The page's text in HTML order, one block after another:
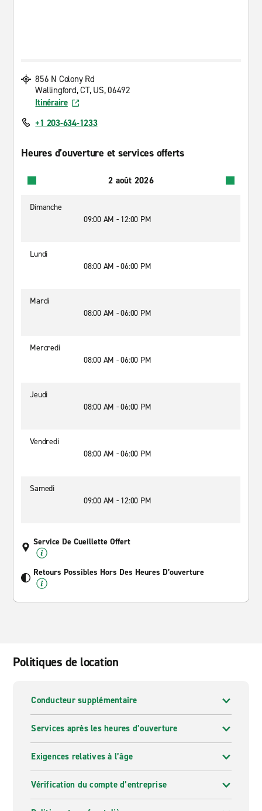
856 N Colony Rd
Wallingford, CT, US, 06492
Itinéraire
+1 203-634-1233
Heures d’ouverture et services offerts
2 août 2026
Dimanche
09:00 AM - 12:00 PM
Lundi
08:00 AM - 06:00 PM
Mardi
08:00 AM - 06:00 PM
Mercredi
08:00 AM - 06:00 PM
Jeudi
08:00 AM - 06:00 PM
Vendredi
08:00 AM - 06:00 PM
Samedi
09:00 AM - 12:00 PM
Service De Cueillette Offert
Retours Possibles Hors Des Heures D’ouverture
Politiques de location
Conducteur supplémentaire
Services après les heures d’ouverture
Exigences relatives à l’âge
Vérification du compte d’entreprise